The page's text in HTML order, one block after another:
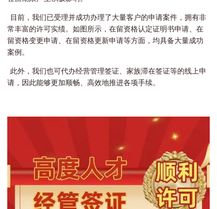
目前，我们已受理并成功办理了大量客户的申请案件，拥有非
常丰富的许可实绩。如图所示，在留资格认定证明书申请、在
留资格变更申请、在留资格更新申请等方面，均具备大量成功
案例。
此外，我们也可代办经营管理签证、家族滞在签证等的线上申
请，因此能够更加顺畅、高效地推进各项手续。